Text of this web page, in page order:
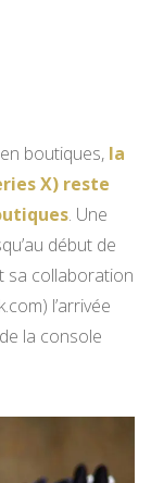
boutiques, la
X) reste
. Une
début de
sa collaboration
l’arrivée
la console